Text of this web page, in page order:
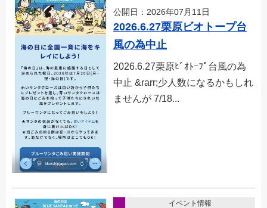
公開日：2026年07月11日
2026.6.27栗原ビオトープ台
風の為中止
2026.6.27栗原ﾋﾞｵﾄｰﾌﾟ台風の為
中止 &rarr;少人数になるかもしれ
ませんが 7/18...
イベント情報